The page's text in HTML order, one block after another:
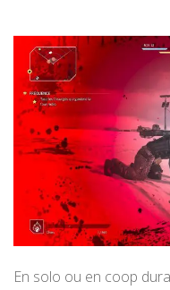
En solo ou en coop